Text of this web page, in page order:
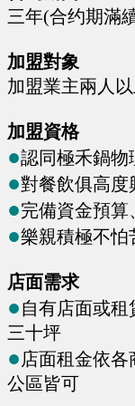
三年(合约期滿
加盟對象
加盟業主兩人
加盟資格
●認同極禾鍋物
●對餐飲俱高度
●完備資金預算
●樂親積極不怕
店面需求
●自有店面或
三十坪
● 店面租金依
公區皆可